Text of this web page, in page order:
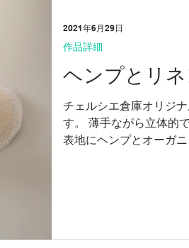
ヘンプとリ
チェルシエ倉庫オリジ
す。 薄手ながら立体的
表地にヘンプとオーガ
作品詳細
2021年6月29日